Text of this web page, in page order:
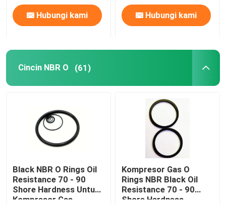
Segel Berikat
Hubungi kami Hubungi kami
Cincin NBR O (61)
Black NBR O Rings Oil
Resistance 70 - 90
Shore Hardness Untuk
Kompresor Gas
Kompresor Gas O
Rings NBR Black Oil
Resistance 70 - 90
Shore Hardness